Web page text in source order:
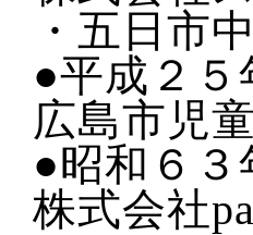
・五日市
●平成２
広島市児
●昭和６
株式会社